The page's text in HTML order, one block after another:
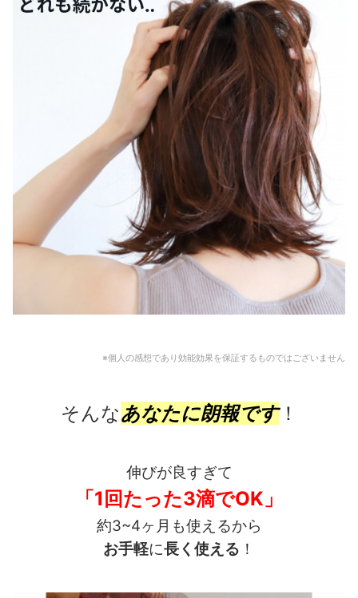
※個人の感想であり効能効果を保証するものではございません
そんなあなたに朗報です！
伸びが良すぎて
「1回たった3滴でOK」
約3~4ヶ月も使えるから
お手軽に長く使える ！